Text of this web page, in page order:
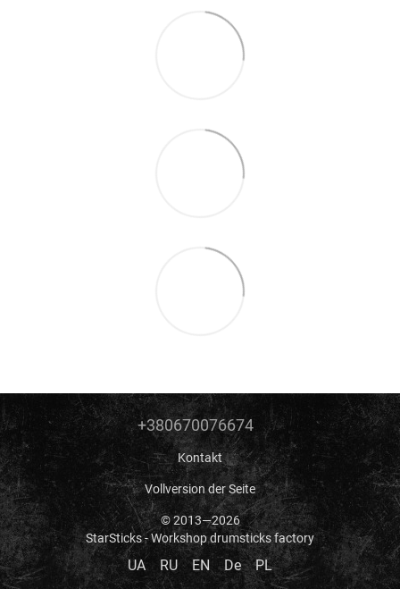
+380670076674
Kontakt
Vollversion der Seite
© 2013—2026
StarSticks - Workshop drumsticks factory
UA RU EN De PL